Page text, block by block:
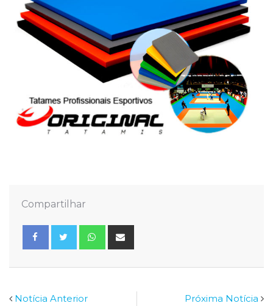
Compartilhar
Whatsapp
Notícia Anterior
Próxima Notícia